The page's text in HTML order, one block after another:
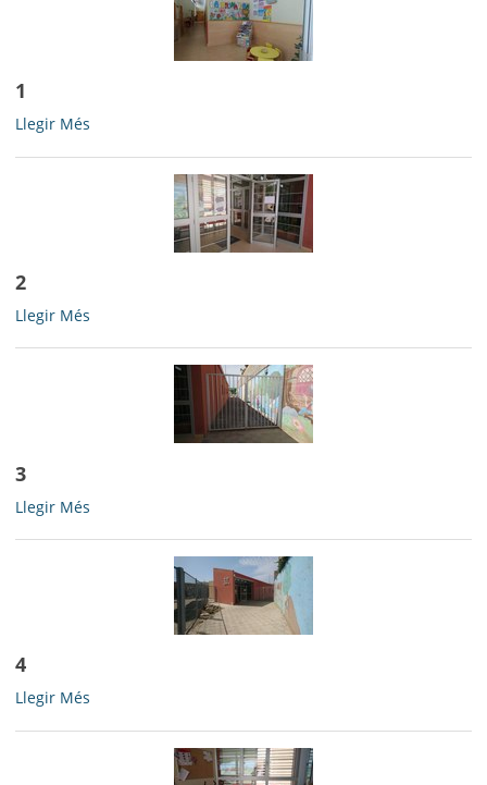
1
1Llegir Més
2
2Llegir Més
3
3Llegir Més
4
4Llegir Més